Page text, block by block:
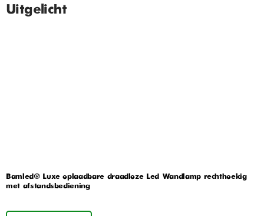
Uitgelicht
Bamled® Luxe oplaadbare draadloze Led Wandlamp rechthoekig
met afstandsbediening